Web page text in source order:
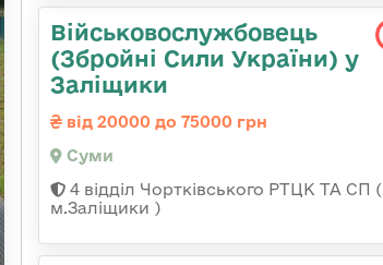
Військовослужбовець
(Збройні Сили України) у
Заліщики
від 20000 до 75000 грн
Суми
4 відділ Чортківського РТЦК ТА СП (
м.Заліщики )